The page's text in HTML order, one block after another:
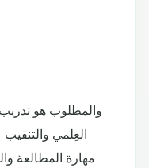
والمطلوب هو
العِلمي
مهارة المطالعة